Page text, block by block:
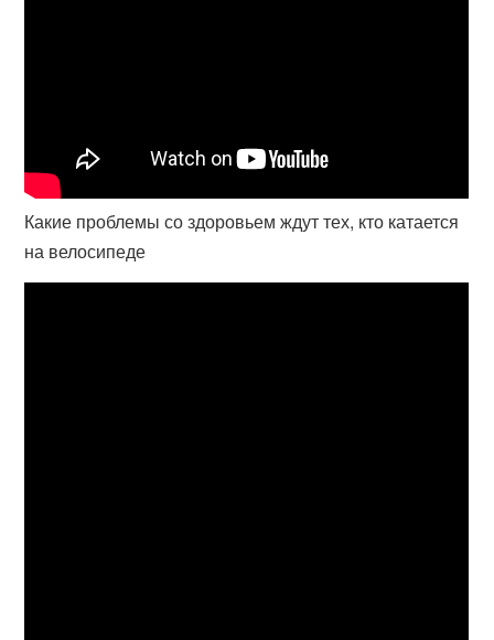
Какие проблемы со здоровьем ждут тех, кто катается
на велосипеде